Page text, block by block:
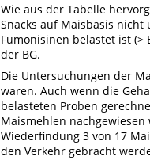
Wie aus der Tabelle
Snacks auf Maisbasis
Fumonisinen belastet ist (>
der BG.
Die Untersuchungen der
waren. Auch wenn die
belasteten Proben
Maismehlen
Wiederfindung 3 von 17
den Verkehr gebracht